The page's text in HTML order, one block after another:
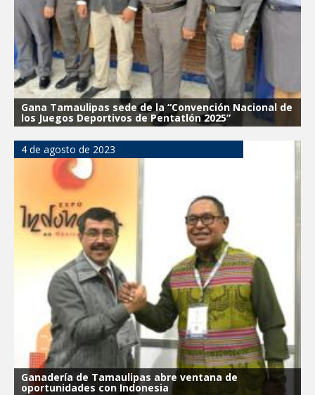
Gana Tamaulipas sede de la “Convención Nacional de
los Juegos Deportivos de Pentatlón 2025”
4 de agosto de 2023
Ganadería de Tamaulipas abre ventana de
oportunidades con Indonesia